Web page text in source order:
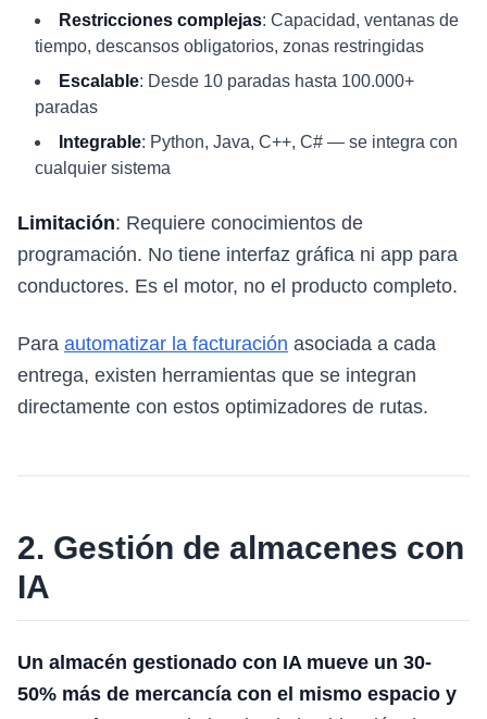
Restricciones complejas: Capacidad, ventanas de
tiempo, descansos obligatorios, zonas restringidas
Escalable: Desde 10 paradas hasta 100.000+
paradas
Integrable: Python, Java, C++, C# — se integra con
cualquier sistema
Limitación: Requiere conocimientos de
programación. No tiene interfaz gráfica ni app para
conductores. Es el motor, no el producto completo.
Para automatizar la facturación asociada a cada
entrega, existen herramientas que se integran
directamente con estos optimizadores de rutas.
2. Gestión de almacenes con
IA
Un almacén gestionado con IA mueve un 30-
50% más de mercancía con el mismo espacio y